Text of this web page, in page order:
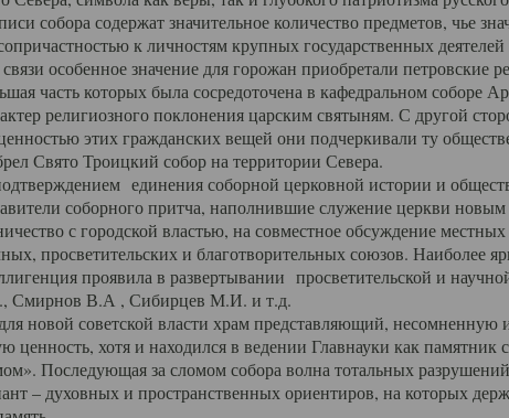
собора содержат значительное количество предметов, чье
к личностям крупных государственных
особенное значение для горожан приобретали петровские
часть которых была сосредоточена в кафедральном соборе
религиозного поклонения царским святыням. С другой
этих гражданских вещей они подчеркивали ту
Свято Троицкий собор на территории Севера.
единения соборной церковной истории и
соборного притча, наполнившие служение церкви
с городской властью, на совместное обсуждение
просветительских и благотворительных союзов. Наиболее
проявила в развертывании просветительской и
Смирнов В.А , Сибирцев М.И. и т.д.
советской власти храм представляющий, несомненную
ценность, хотя и находился в ведении Главнауки как
Последующая за сломом собора волна тотальных разрушений
– духовных и пространственных ориентиров, на которых